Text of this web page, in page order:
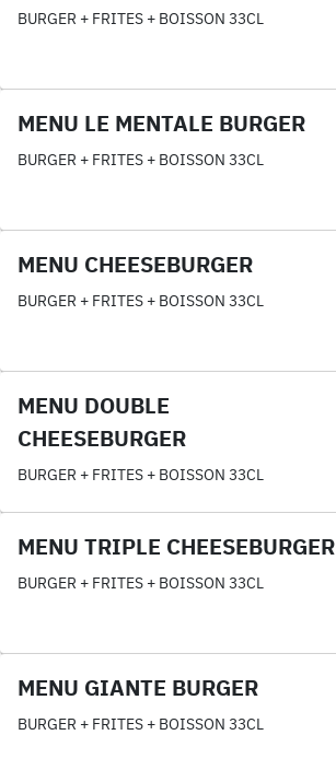
BURGER + FRITES + BOISSON 33CL
MENU LE MENTALE BURGER
BURGER + FRITES + BOISSON 33CL
MENU CHEESEBURGER
BURGER + FRITES + BOISSON 33CL
MENU DOUBLE
CHEESEBURGER
BURGER + FRITES + BOISSON 33CL
MENU TRIPLE CHEESEBURGER
BURGER + FRITES + BOISSON 33CL
MENU GIANTE BURGER
BURGER + FRITES + BOISSON 33CL